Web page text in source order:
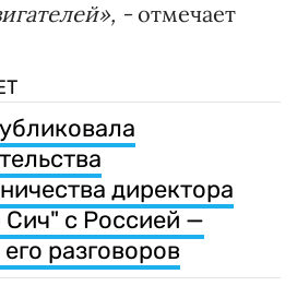
- отмечает
директора
с Россией —
разговоров